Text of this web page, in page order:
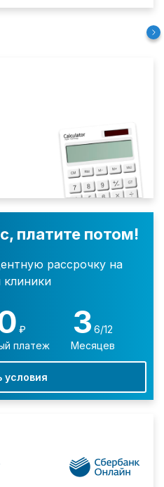
платите потом!
рассрочку на
клиники
₽
платеж
3 6/12
Месяцев
условия